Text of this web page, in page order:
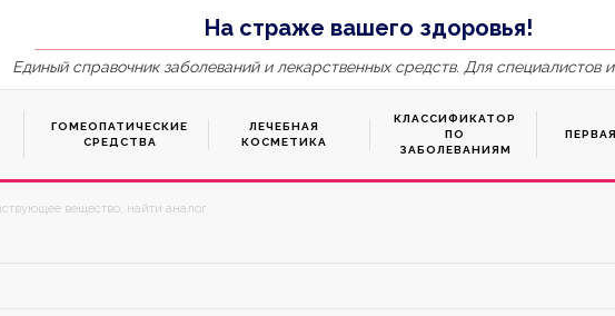
На страже вашего здоровья!
Единый справочник заболеваний и лекарственных средств. Для специалистов
ГОМЕОПАТИЧЕСКИЕ
СРЕДСТВА
ЛЕЧЕБНАЯ
КОСМЕТИКА
КЛАССИФИКАТОР
ПО
ЗАБОЛЕВАНИЯМ
вещество, найти аналог